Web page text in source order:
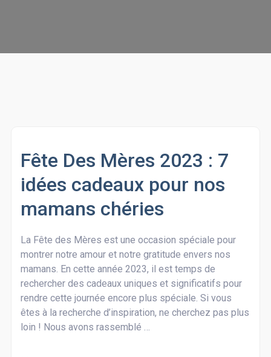
Fête Des Mères 2023 : 7
idées cadeaux pour nos
mamans chéries
La Fête des Mères est une occasion spéciale pour
montrer notre amour et notre gratitude envers nos
mamans. En cette année 2023, il est temps de
rechercher des cadeaux uniques et significatifs pour
rendre cette journée encore plus spéciale. Si vous
êtes à la recherche d’inspiration, ne cherchez pas plus
loin ! Nous avons rassemblé …